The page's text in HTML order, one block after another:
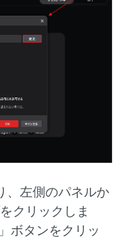
、左側のパネルか
クリックしま
」ボタンをクリッ